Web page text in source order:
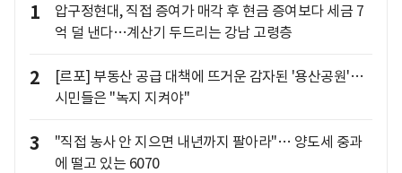
1
압구정현대, 직접 증여가 매각 후 현금 증여보다 세금 7
억 덜 낸다…계산기 두드리는 강남 고령층
2
[르포] 부동산 공급 대책에 뜨거운 감자된 '용산공원'…
시민들은 "녹지 지켜야"
3
"직접 농사 안 지으면 내년까지 팔아라"… 양도세 중과
에 떨고 있는 6070